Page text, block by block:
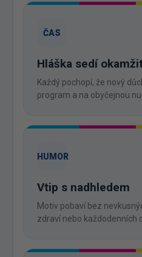
ČAS
Hláška sedí
Každý pochopí, že nový
program a na obyčejnou
HUMOR
Vtip s nadhledem
Motiv pobaví bez
zdraví nebo každodenních